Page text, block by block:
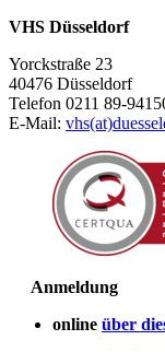
VHS Düsseldorf
Yorckstraße 23
40476 Düsseldorf
Telefon 0211 89-
E-Mail:
Anmeldung
online über